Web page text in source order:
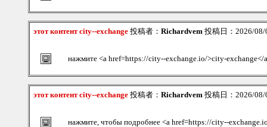
этот контент city--exchange 投稿者： Richardvem 投稿日：2026/
нажмите <a href=https://city--exchange.io/>city-exchange</
этот контент city--exchange 投稿者： Richardvem 投稿日：2026/
нажмите, чтобы подробнее <a href=https://city--